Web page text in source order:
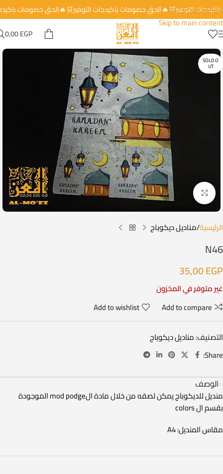
Skip to navigation
Skip to main content
التوفير🛒🔥الحق خصومات باكيدجات التوفير🛒🔥الحق خصومات
0,00EGP
SOLD O
UT
Click to enlarge
الرئيسية مناديل ديكوباج
N46
35,00EGP
غير متوفر في المخزون
Add to compare
Add to wishlist
التصنيف:مناديل ديكوباج
Share:
الوصف
منديل للديكوباج يمكن لصقه من خلال مادة الmod podge الموجودة
بقسم ال colors
مقاس المنديل: A4